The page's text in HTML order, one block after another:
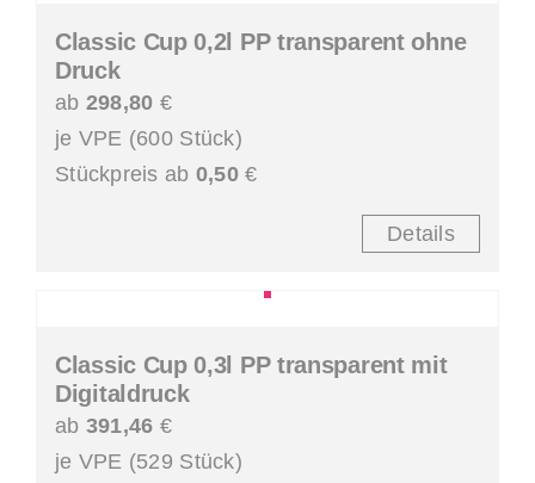
Classic Cup 0,2l PP transparent ohne
Druck
ab 298,80 €
je VPE (600 Stück)
Stückpreis ab 0,50€
Details
Classic Cup 0,3l PP transparent mit
Digitaldruck
ab 391,46 €
je VPE (529 Stück)